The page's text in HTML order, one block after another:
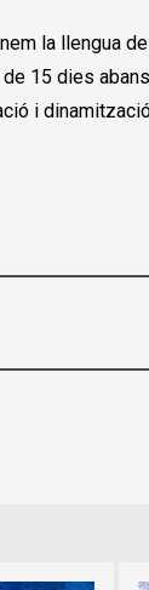
la llengua
15 dies
i